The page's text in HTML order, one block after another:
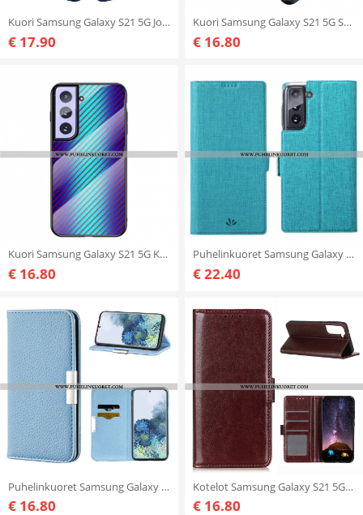
Kuori Samsung Galaxy S21 5G Joustava Hiilikuiturakenne
€ 17.90
Kuori Samsung Galaxy S21 5G Superhybridi
€ 16.80
Kuori Samsung Galaxy S21 5G Karkaistua Hiilikuitulasia
€ 16.80
Puhelinkuoret Samsung Galaxy S21 5G Kotelot Flip Teksturoitu Vili Dmx
€ 22.40
Puhelinkuoret Samsung Galaxy S21 5G Kotelot Flip Keinonahka Litchi Ultra Chic
€ 16.80
Kotelot Samsung Galaxy S21 5G Frozen Finesse
€ 16.80